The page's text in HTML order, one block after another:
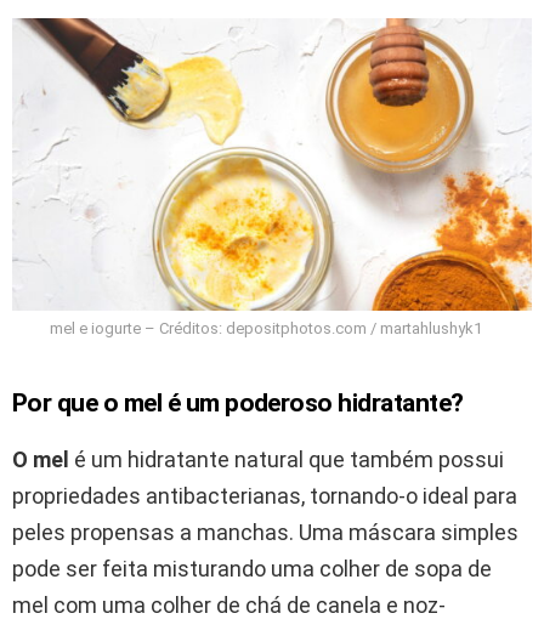
mel e iogurte – Créditos: depositphotos.com / martahlushyk1
Por que o mel é um poderoso hidratante?
O mel é um hidratante natural que também possui
propriedades antibacterianas, tornando-o ideal para
peles propensas a manchas. Uma máscara simples
pode ser feita misturando uma colher de sopa de
mel com uma colher de chá de canela e noz-